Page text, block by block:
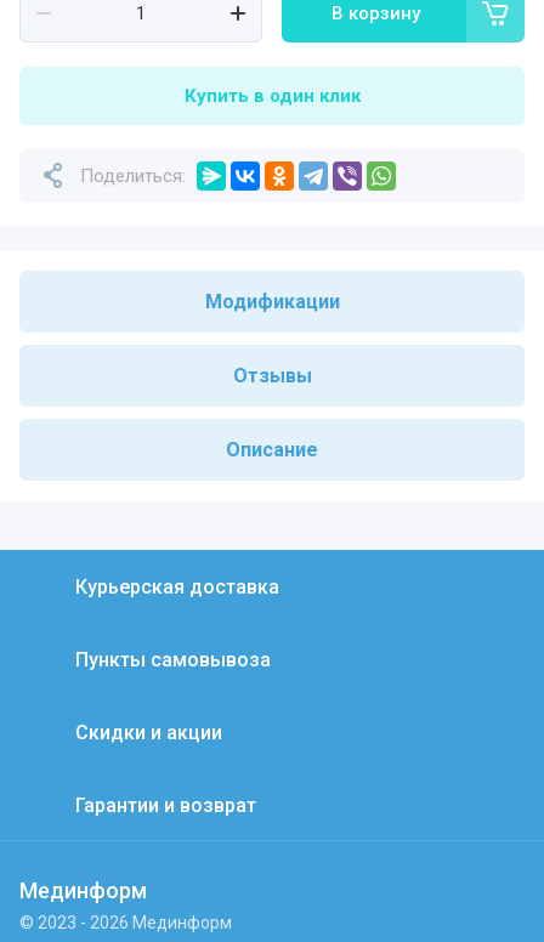
В корзину
Купить в один клик
Поделиться:
Модификации
Отзывы
Описание
Курьерская доставка
Пункты самовывоза
Скидки и акции
Гарантии и возврат
Мединформ
© 2023 - 2026 Мединформ